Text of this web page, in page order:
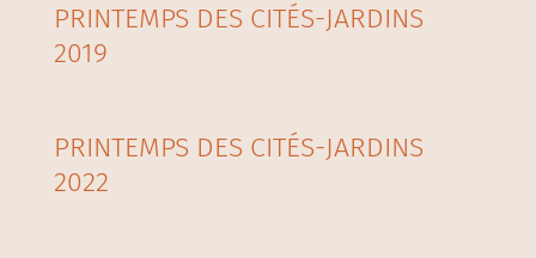
PRINTEMPS DES CITÉS-JARDINS
2019
PRINTEMPS DES CITÉS-JARDINS
2022